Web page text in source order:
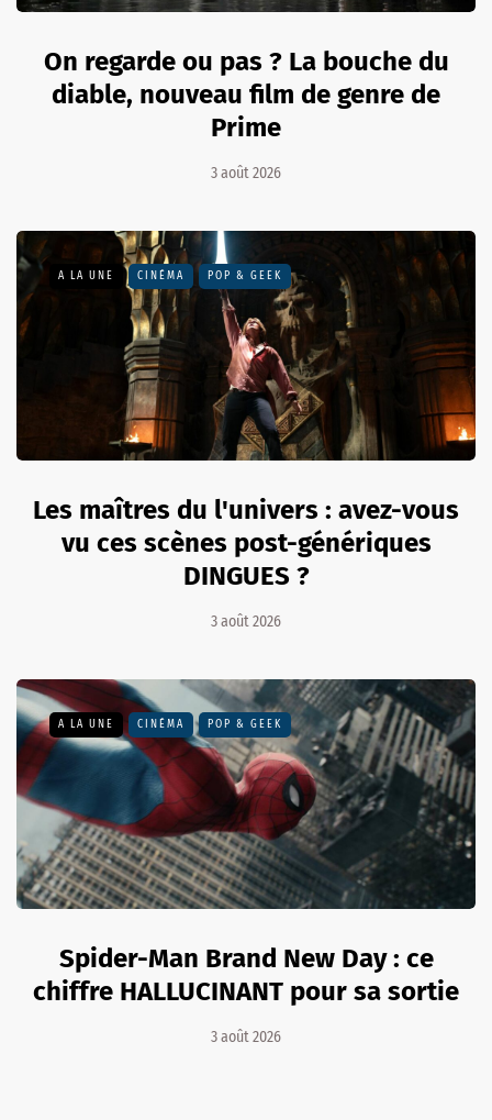
On regarde ou pas ? La bouche du
diable, nouveau film de genre de
Prime
3 août 2026
A LA UNE CINÉMA POP & GEEK
Les maîtres du l'univers : avez-vous
vu ces scènes post-génériques
DINGUES ?
3 août 2026
A LA UNE CINÉMA POP & GEEK
Spider-Man Brand New Day : ce
chiffre HALLUCINANT pour sa sortie
3 août 2026